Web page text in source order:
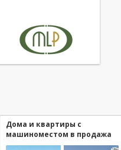
Дома и квартиры с
машиноместом в продажа
в Monaco